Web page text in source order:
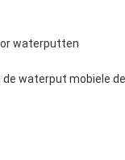
waterputten
waterput mobiele de